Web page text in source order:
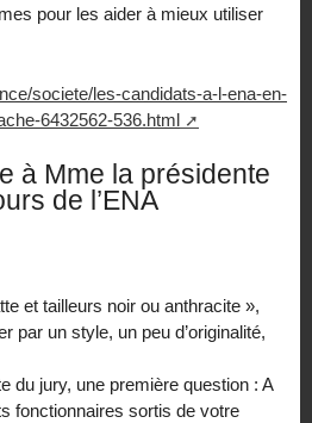
pour les aider à mieux utiliser
societe/les-candidats-a-l-ena-en-
6432562-536.html
à Mme la présidente
de l’ENA
et tailleurs noir ou anthracite »,
par un style, un peu d’originalité,
du jury, une première question : A
fonctionnaires sortis de votre